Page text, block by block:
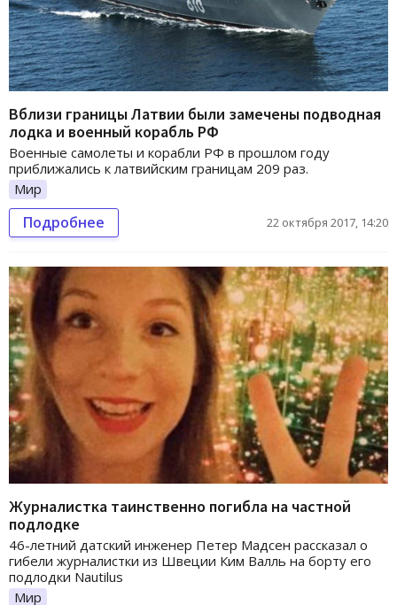
Вблизи границы Латвии были замечены подводная
лодка и военный корабль РФ
Военные самолеты и корабли РФ в прошлом году
приближались к латвийским границам 209 раз.
Мир
Подробнее 22 октября 2017, 14:20
Журналистка таинственно погибла на частной
подлодке
46-летний датский инженер Петер Мадсен рассказал о
гибели журналистки из Швеции Ким Валль на борту его
подлодки Nautilus
Мир